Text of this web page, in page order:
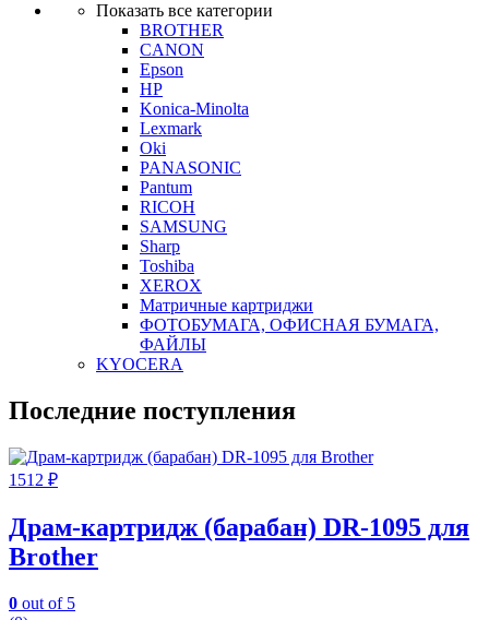
Показать все категории
BROTHER
CANON
Epson
HP
Konica-Minolta
Lexmark
Oki
PANASONIC
Pantum
RICOH
SAMSUNG
Sharp
Toshiba
XEROX
Матричные картриджи
ФОТОБУМАГА, ОФИСНАЯ БУМАГА,
ФАЙЛЫ
KYOCERA
Последние поступления
1512 ₽
Драм-картридж (барабан) DR-1095 для
Brother
0 out of 5